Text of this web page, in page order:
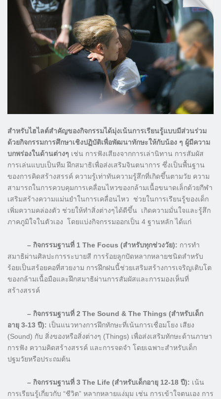
สำหรับไฮไลต์สำคัญของกิจกรรมได้มุ่งเน้นการเรียนรู้แบบมีส่วนร่วม
ด้วยกิจกรรมการศึกษาเชิงปฏิบัติเพื่อพัฒนาทักษะให้กับน้อง ๆ ผู้มีความ
บกพร่องในด้านต่างๆ เช่น การฟังเสียงจากการเล่านิทาน การสัมผัส
การเล่นแบบเป็นทีม ฝึกสมาธิเพื่อส่งเสริมจินตนาการ ซึ่งเป็นพื้นฐาน
ของการคิดสร้างสรรค์ ความรู้เท่าทันความรู้สึกที่เกิดขึ้นตามวัย ความ
สามารถในการควบคุมการเคลื่อนไหวของกล้ามเนื้อขนาดเล็กด้วยกีฬา
เสริมสร้างความแม่นยำในการเคลื่อนไหว ช่วยในการเรียนรู้ของเด็ก
เพิ่มความคล่องตัว ช่วยให้ทำสิ่งต่างๆได้ดีขึ้น เกิดความมั่นใจและรู้สึก
ภาคภูมิใจในตัวเอง โดยแบ่งกิจกรรมออกเป็น 4 ฐานหลัก ได้แก่
– กิจกรรมฐานที่ 1 The Focus (สำหรับทุกช่วงวัย): การทำ
สมาธิผ่านศิลปะการระบายสี การร้อยลูกปัดหลากหลายชนิดสำหรับ
ร้อยเป็นสร้อยคอที่สวยงาม การฝึกฝนนี้ช่วยเสริมสร้างการเจริญเติบโต
ของกล้ามเนื้อมือและฝึกสมาธิผ่านการสัมผัสและการมองเห็นที่
สร้างสรรค์
– กิจกรรมฐานที่ 2 The Sound & The Things (สำหรับเด็ก
อายุ 3-13 ปี): เป็นแนวทางการฝึกทักษะที่เน้นการเชื่อมโยง เสียง
(Sound) กับ สิ่งของหรือสิ่งต่างๆ (Things) เพื่อส่งเสริมทักษะด้านภาษา
การฟัง ความคิดสร้างสรรค์ และการจดจำ โดยเฉพาะสำหรับเด็ก
ปฐมวัยหรือประถมต้น
– กิจกรรมฐานที่ 3 The Life (สำหรับเด็กอายุ 12-18 ปี): เน้น
การเรียนรู้เกี่ยวกับ “ชีวิต” หลากหลายแง่มุม เช่น การเข้าใจตนเอง การ